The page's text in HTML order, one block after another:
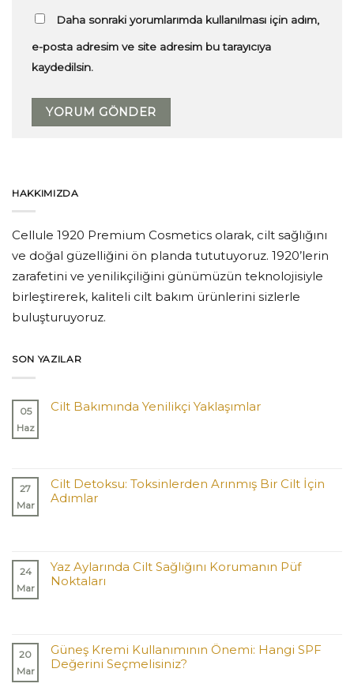
Daha sonraki yorumlarımda kullanılması için adım,
e-posta adresim ve site adresim bu tarayıcıya
kaydedilsin.
HAKKIMIZDA
Cellule 1920 Premium Cosmetics olarak, cilt sağlığını
ve doğal güzelliğini ön planda tututuyoruz. 1920’lerin
zarafetini ve yenilikçiliğini günümüzün teknolojisiyle
birleştirerek, kaliteli cilt bakım ürünlerini sizlerle
buluşturuyoruz.
SON YAZILAR
05
Haz
Cilt Bakımında Yenilikçi Yaklaşımlar
27
Mar
Cilt Detoksu: Toksinlerden Arınmış Bir Cilt İçin
Adımlar
24
Mar
Yaz Aylarında Cilt Sağlığını Korumanın Püf
Noktaları
20
Mar
Güneş Kremi Kullanımının Önemi: Hangi SPF
Değerini Seçmelisiniz?